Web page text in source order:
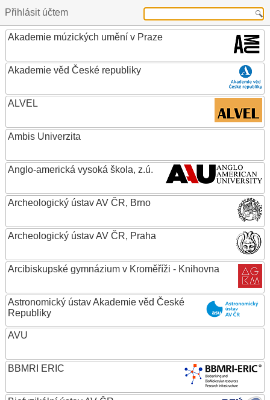
Přihlásit účtem
Akademie múzických umění v Praze
Akademie věd České republiky
ALVEL
Ambis Univerzita
Anglo-americká vysoká škola, z.ú.
Archeologický ústav AV ČR, Brno
Archeologický ústav AV ČR, Praha
Arcibiskupské gymnázium v Kroměříži - Knihovna
Astronomický ústav Akademie věd České
Republiky
AVU
BBMRI ERIC